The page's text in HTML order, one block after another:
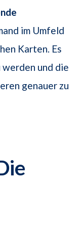
im Umfeld
Karten. Es
und die
genauer zu